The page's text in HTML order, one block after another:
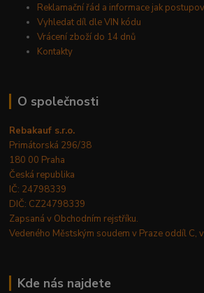
Reklamační řád a informace jak
Vyhledat díl dle VIN kódu
Vrácení zboží do 14 dnů
Kontakty
O společnosti
Rebakauf s.r.o.
Primátorská 296/38
180 00 Praha
Česká republika
IČ: 24798339
DIČ: CZ24798339
Zapsaná v Obchodním rejstříku.
Vedeného Městským soudem v Praze oddíl C,
Kde nás najdete